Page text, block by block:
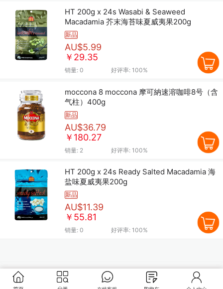
HT 200g x 24s Wasabi & Seaweed
Macadamia 芥末海苔味夏威夷果200g
新品
AU$5.99
￥29.35
销量: 0 好评率: 100%
moccona 8 moccona 摩可納速溶咖啡8号（含
气柱）400g
新品
AU$36.79
￥180.27
销量: 2 好评率: 100%
HT 200g x 24s Ready Salted Macadamia 海
盐味夏威夷果200g
新品
AU$11.39
￥55.81
销量: 0 好评率: 100%